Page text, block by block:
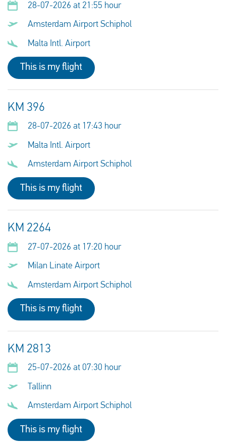
28-07-2026 at 21:55 hour
Amsterdam Airport Schiphol
Malta Intl. Airport
This is my flight
KM 396
28-07-2026 at 17:43 hour
Malta Intl. Airport
Amsterdam Airport Schiphol
This is my flight
KM 2264
27-07-2026 at 17:20 hour
Milan Linate Airport
Amsterdam Airport Schiphol
This is my flight
KM 2813
25-07-2026 at 07:30 hour
Tallinn
Amsterdam Airport Schiphol
This is my flight